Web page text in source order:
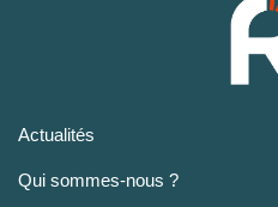
Actualités
Qui sommes-nous ?